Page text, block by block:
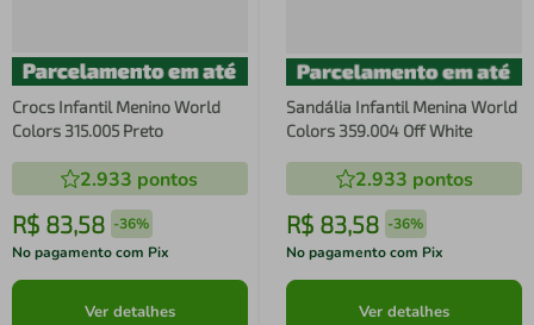
Crocs Infantil Menino World
Colors 315.005 Preto
2.933 pontos
R$ 83,58 -36%
No pagamento com Pix
Ver detalhes
Sandália Infantil Menina World
Colors 359.004 Off White
2.933 pontos
R$ 83,58 -36%
No pagamento com Pix
Ver detalhes